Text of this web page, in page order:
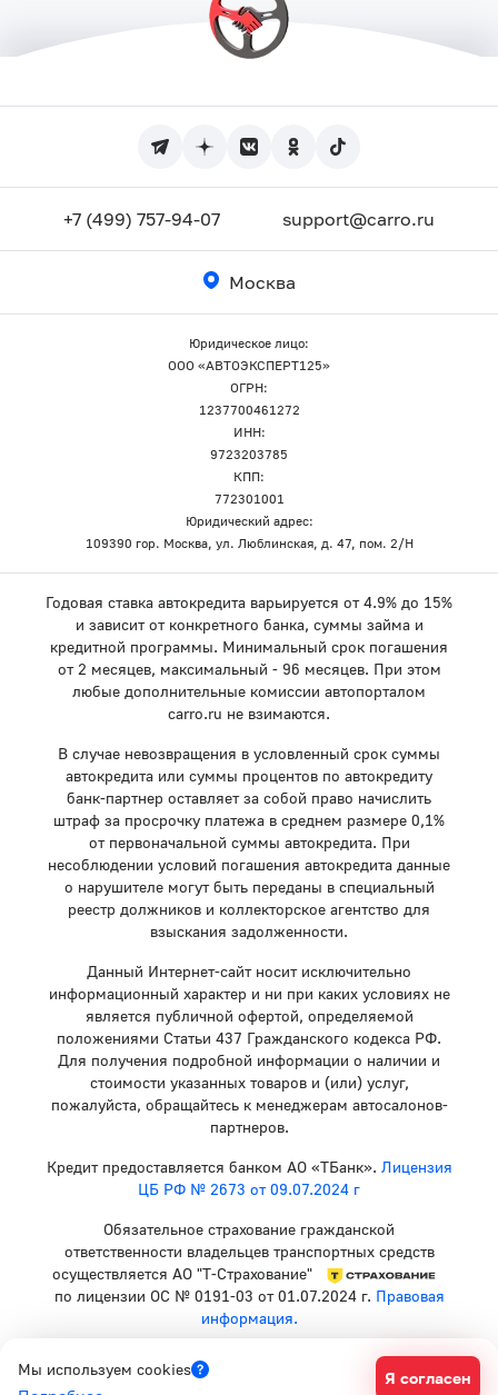
+7 (499) 757-94-07 support@carro.ru
Москва
Юридическое лицо:
ООО «АВТОЭКСПЕРТ125»
ОГРН:
1237700461272
ИНН:
9723203785
КПП:
772301001
Юридический адрес:
109390 гор. Москва, ул. Люблинская, д. 47, пом. 2/Н
Годовая ставка автокредита варьируется от 4.9% до 15%
и зависит от конкретного банка, суммы займа и
кредитной программы. Минимальный срок погашения
от 2 месяцев, максимальный - 96 месяцев. При этом
любые дополнительные комиссии автопорталом
carro.ru не взимаются.
В случае невозвращения в условленный срок суммы
автокредита или суммы процентов по автокредиту
банк-партнер оставляет за собой право начислить
штраф за просрочку платежа в среднем размере 0,1%
от первоначальной суммы автокредита. При
несоблюдении условий погашения автокредита данные
о нарушителе могут быть переданы в специальный
реестр должников и коллекторское агентство для
взыскания задолженности.
Данный Интернет-сайт носит исключительно
информационный характер и ни при каких условиях не
является публичной офертой, определяемой
положениями Статьи 437 Гражданского кодекса РФ.
Для получения подробной информации о наличии и
стоимости указанных товаров и (или) услуг,
пожалуйста, обращайтесь к менеджерам автосалонов-
партнеров.
Кредит предоставляется банком АО «ТБанк». Лицензия
ЦБ РФ № 2673 от 09.07.2024 г
Обязательное страхование гражданской
ответственности владельцев транспортных средств
осуществляется АО "Т-Страхование"
по лицензии ОС № 0191-03 от 01.07.2024 г. Правовая
информация.
Политика конфиденциальности
Согласие на рекламную рассылку
Мы используем cookies
Я согласен